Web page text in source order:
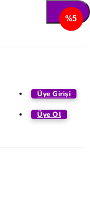
Üye Girişi
Üye Ol
%5
%5
%5
%5